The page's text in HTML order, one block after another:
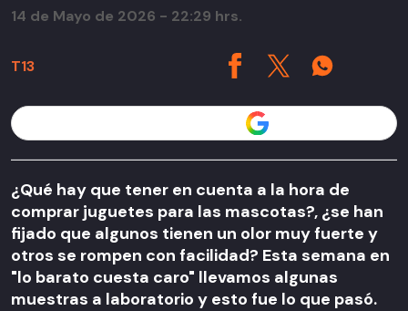
T13
14 de Mayo de 2026 - 22:29 hrs.
¿Qué hay que tener en cuenta a la hora de
comprar juguetes para las mascotas?, ¿se han
fijado que algunos tienen un olor muy fuerte y
otros se rompen con facilidad? Esta semana en
"lo barato cuesta caro" llevamos algunas
muestras a laboratorio y esto fue lo que pasó.